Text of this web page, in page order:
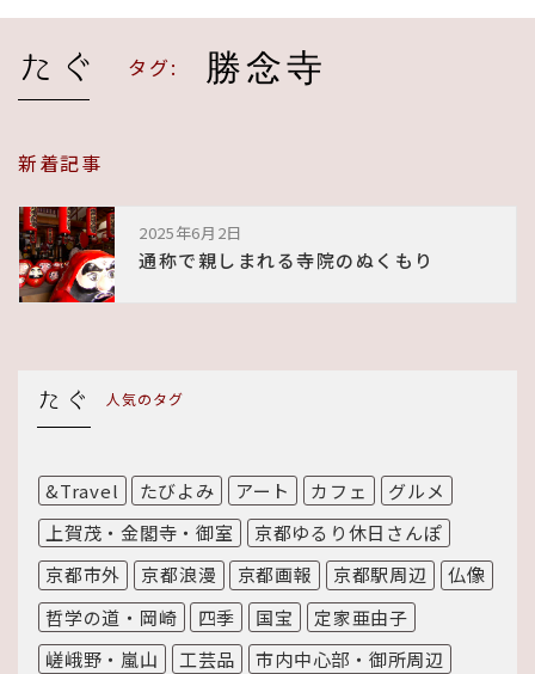
タグ: 勝念寺
新着記事
2025年6月2日
通称で親しまれる寺院のぬくもり
人気のタグ
&Travel たびよみ アート カフェ
グルメ
上賀茂・金閣寺・御室
京都ゆるり休日さんぽ
京都市外
京都浪漫 京都画報 京都駅周辺
仏像
哲学の道・岡崎
四季 国宝
定家亜由子
嵯峨野・嵐山
工芸品
市内中心部・御所周辺